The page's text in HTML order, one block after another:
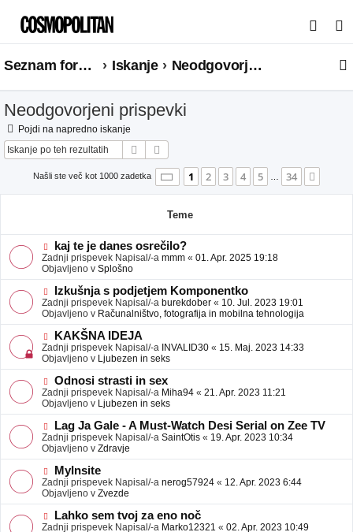
s
a
Seznam forumov Iskanje Neodgovorjeni prispevki
Neodgovorjeni prispevki
Pojdi na napredno iskanje
Iskanje
Našli ste več kot 1000 zadetka Stran 1od34
1 2 3 4 5 … 34
Teme
N
o
v
e
o
b
j
a
v
e
kaj te je danes osrečilo?
Zadnji prispevek Napisal/-a mmm « 01. Apr. 2025 19:18
Objavljeno v Splošno
N
o
v
e
o
b
j
a
v
e
Izkušnja s podjetjem Komponentko
Zadnji prispevek Napisal/-a burekdober « 10. Jul. 2023 19:01
Objavljeno v Računalništvo, fotografija in mobilna tehnologija
N
o
v
e
o
b
j
a
v
e
KAKŠNA IDEJA
Zadnji prispevek Napisal/-a INVALID30 « 15. Maj. 2023 14:33
Objavljeno v Ljubezen in seks
N
o
v
e
o
b
j
a
v
e
Odnosi strasti in sex
Zadnji prispevek Napisal/-a Miha94 « 21. Apr. 2023 11:21
Objavljeno v Ljubezen in seks
N
o
v
e
o
b
j
a
v
e
Lag Ja Gale - A Must-Watch Desi Serial on Zee TV
Zadnji prispevek Napisal/-a SaintOtis « 19. Apr. 2023 10:34
Objavljeno v Zdravje
N
o
v
e
o
b
MyInsite
Zadnji prispevek Napisal/-a nerog57924 « 12. Apr. 2023 6:44
Objavljeno v Zvezde
N
o
Lahko sem tvoj za eno noč
Zadnji prispevek Napisal/-a Marko12321 « 02. Apr. 2023 10:49